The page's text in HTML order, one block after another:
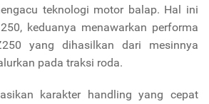
teknologi motor balap. Hal ini
keduanya menawarkan performa
yang dihasilkan dari mesinnya
pada traksi roda.
karakter handling yang cepat